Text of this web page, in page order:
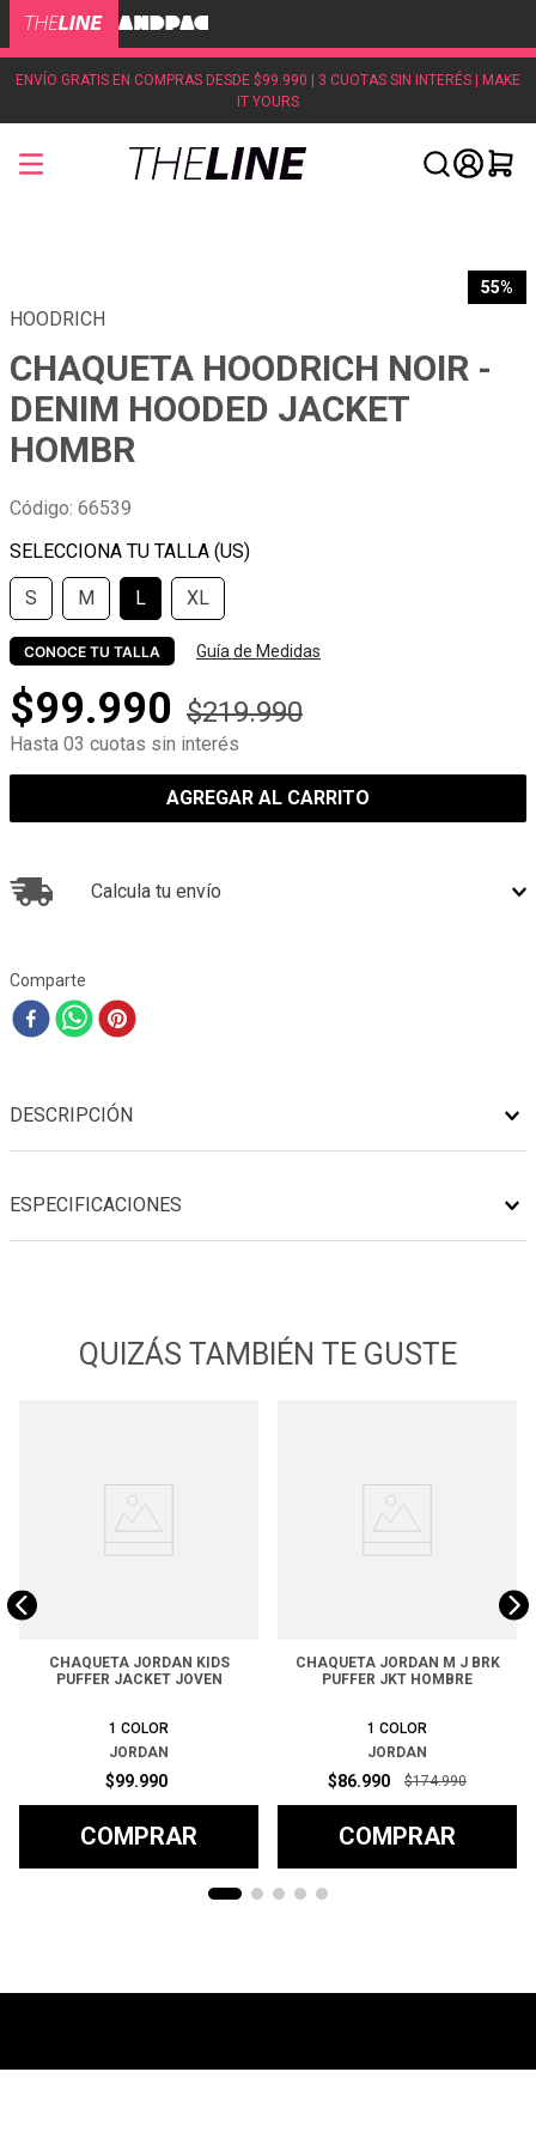
ENVÍO GRATIS EN COMPRAS DESDE $99.990 | 3 CUOTAS SIN INTERÉS | MAKE
IT YOURS
55%
HOODRICH
CHAQUETA HOODRICH NOIR -
DENIM HOODED JACKET
HOMBR
Código: 66539
S M L XL
CONOCE TU TALLA Guía de Medidas
$99.990 $219.990
Hasta 03 cuotas sin interés
AGREGAR AL CARRITO
Calcula tu envío
Comparte
DESCRIPCIÓN
ESPECIFICACIONES
QUIZÁS TAMBIÉN TE GUSTE
CHAQUETA JORDAN KIDS
PUFFER JACKET JOVEN
1 COLOR
JORDAN
$99.990
COMPRAR
CHAQUETA JORDAN M J BRK
PUFFER JKT HOMBRE
1 COLOR
JORDAN
$86.990 $174.990
COMPRAR